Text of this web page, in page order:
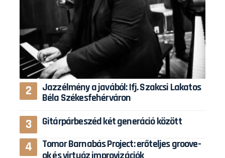
Jazzélmény a javából: Ifj. Szakcsi Lakatos
Béla Székesfehérváron
Gitárpárbeszéd két generáció között
Tomor Barnabás Project: erőteljes groove-